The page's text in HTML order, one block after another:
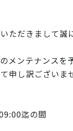
ただきまして誠
メンテナンスを
申し訳ございま
迄の間